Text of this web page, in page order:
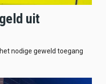
uit
nodige geweld toegang